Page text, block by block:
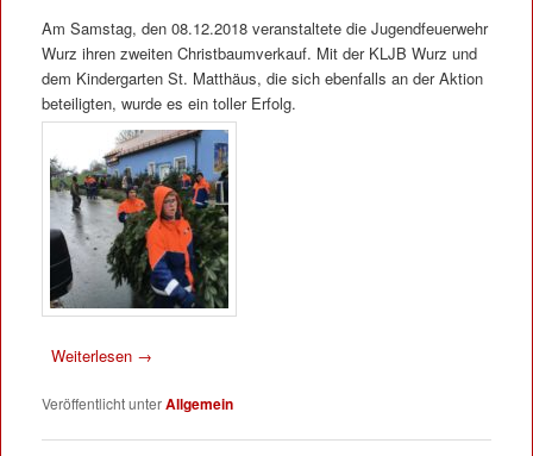
Am Samstag, den 08.12.2018 veranstaltete die Jugendfeuerwehr
Wurz ihren zweiten Christbaumverkauf. Mit der KLJB Wurz und
dem Kindergarten St. Matthäus, die sich ebenfalls an der Aktion
beteiligten, wurde es ein toller Erfolg.
Weiterlesen →
Veröffentlicht unterAllgemein